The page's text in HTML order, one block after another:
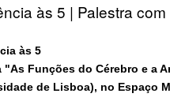
às 5 | Palestra
às 5
"As Funções do Cérebro e a
de Lisboa), no Espaço